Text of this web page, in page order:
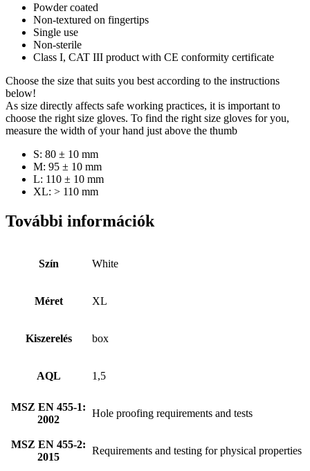
Powder coated
Non-textured on fingertips
Single use
Non-sterile
Class I, CAT III product with CE conformity certificate
Choose the size that suits you best according to the instructions
below!
As size directly affects safe working practices, it is important to
choose the right size gloves. To find the right size gloves for you,
measure the width of your hand just above the thumb
S: 80 ± 10 mm
M: 95 ± 10 mm
L: 110 ± 10 mm
XL: > 110 mm
További információk
Szín White
Méret XL
Kiszerelés box
AQL 1,5
MSZ EN 455-1:
2002
Hole proofing requirements and tests
MSZ EN 455-2:
2015
Requirements and testing for physical properties